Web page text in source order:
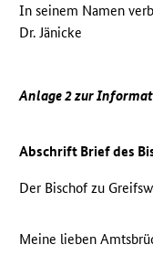
In seinem Namen
Dr. Jänicke
Anlage 2 zur
Abschrift Brief des
Der Bischof zu
Meine lieben